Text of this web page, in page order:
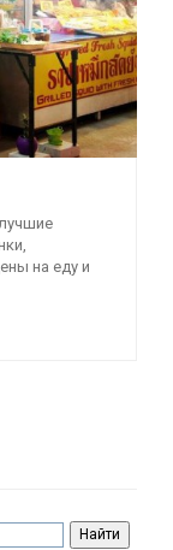
на еду и